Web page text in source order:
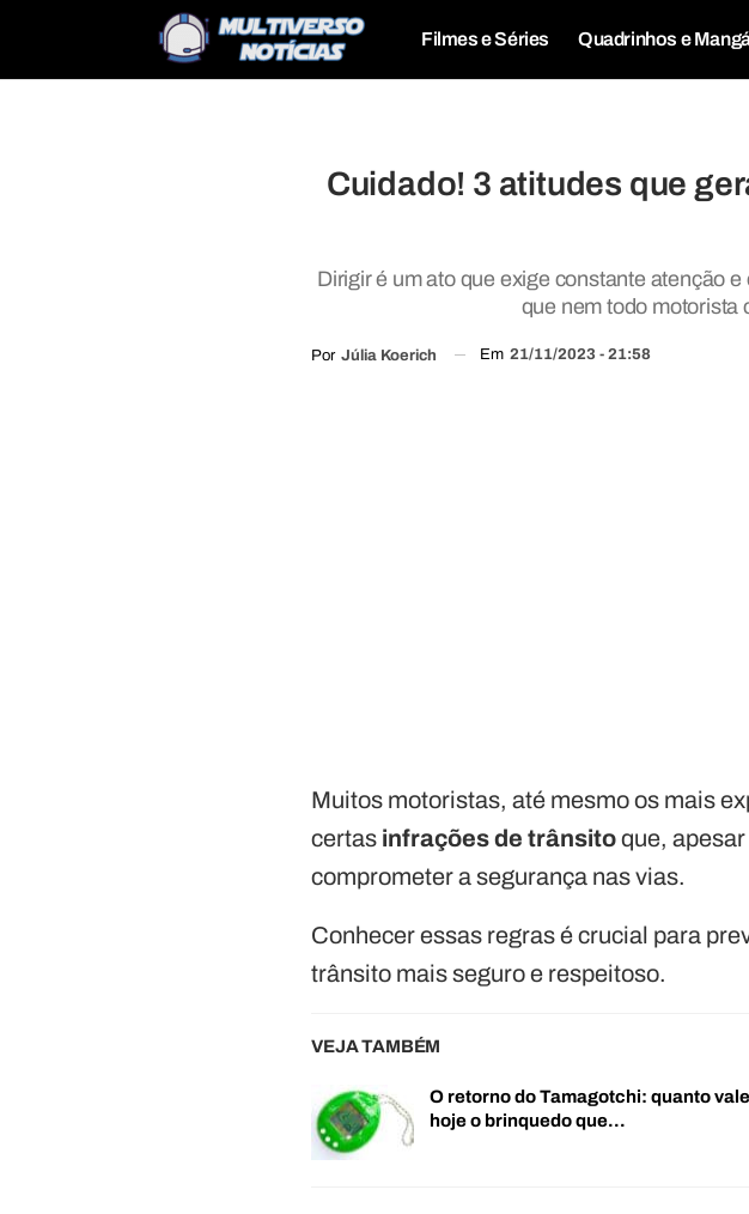
Filmes e Séries Quadrinhos e
Cuidado! 3 atitudes que
Dirigir é um ato que exige constante atenção
que nem todo motorista
Por Júlia Koerich Em 21/11/2023 - 21:58
Muitos motoristas, até mesmo os mais
certas infrações de trânsitoque,
comprometer a segurança nas vias.
Conhecer essas regras é crucial para
trânsito mais seguro e respeitoso.
VEJA TAMBÉM
O retorno do Tamagotchi: quanto vale
hoje o brinquedo que…